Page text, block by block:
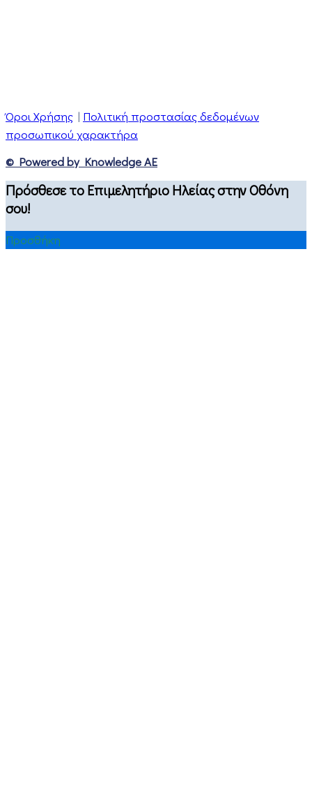
Όροι Χρήσης | Πολιτική προστασίας δεδομένων
προσωπικού χαρακτήρα
© Powered by Knowledge AE
Πρόσθεσε το Επιμελητήριο Ηλείας στην Οθόνη
σου!
Προσθήκη